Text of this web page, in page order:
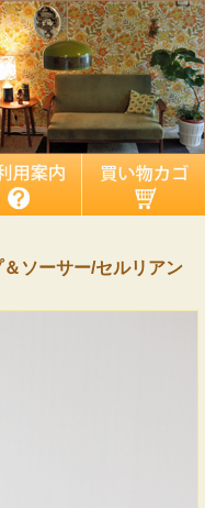
ソーサー/セルリアン